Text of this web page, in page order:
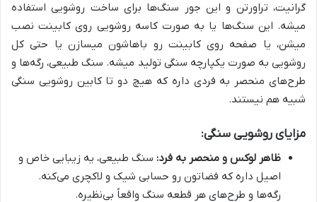
گرانیت، تراورتن و این جور سنگ‌ها برای ساخت روشویی استفاده
میشه. این سنگ‌ها یا به صورت کاسه روشویی روی کابینت نصب
میشن، یا صفحه روی کابینت رو باهاشون میسازن یا حتی کل
روشویی به صورت یکپارچه سنگی تولید میشه. سنگ طبیعی، رگه‌ها و
طرح‌های منحصر به فردی داره که هیچ دو تا کابین روشویی سنگی
شبیه هم نیستند.
مزایای روشویی سنگی:
ظاهر لوکس و منحصر به فرد: سنگ طبیعی، یه زیبایی خاص و
اصیل داره که فضاتون رو حسابی شیک و لاکچری می‌کنه.
رگه‌ها و طرح‌های هر قطعه سنگ واقعاً بی‌نظیره.